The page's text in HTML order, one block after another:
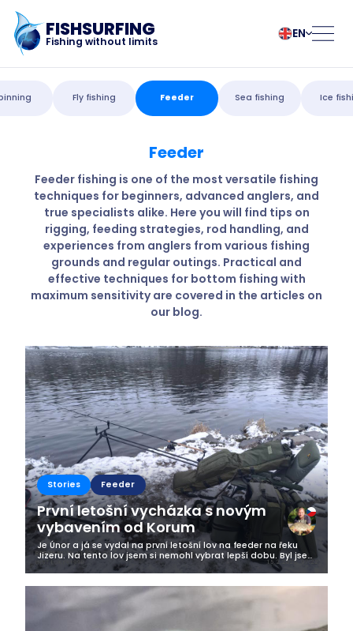
FISHSURFING
Fishing without limits
EN
български
Čeština
Deutsch
English
Español
Français
Italiano
Magyar
Nederlands
Norsk
Pусский
Slovenčina
Suomalainen
Svenska
Türk
Українська
Blog
About the app
Fishsurfing
Business
Fly fishing Feeder Sea fishing Ice
Feeder
Feeder fishing is one of the most versatile fishing
techniques for beginners, advanced anglers, and
true specialists alike. Here you will find tips on
rigging, feeding strategies, rod handling, and
experiences from anglers from various fishing
grounds and regular outings. Practical and
effective techniques for bottom fishing with
maximum sensitivity are covered in the articles on
our blog.
Stories Feeder
První letošní vycházka s novým
vybavením od Korum
Je Únor a já se vydal na první letošní lov na feeder na řeku
Jizeru. Na tento lov jsem si nemohl vybrat lepší dobu. Byl jsem
po noční směně a přede mnou byla odpolední šichta. Ale kdy
jindy se...